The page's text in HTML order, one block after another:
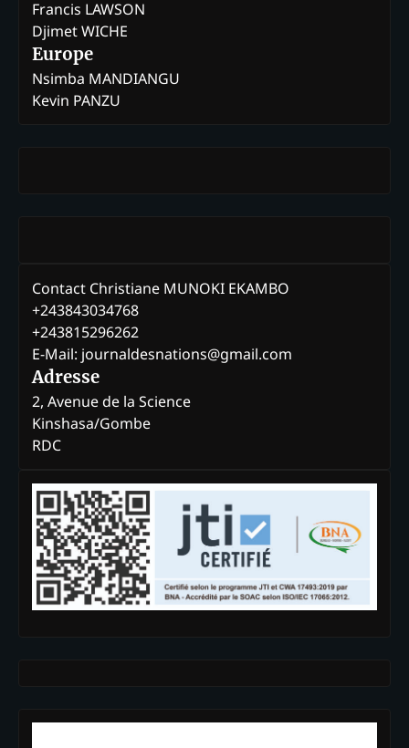
Francis LAWSON
Djimet WICHE
Europe
Nsimba MANDIANGU
Kevin PANZU
Contact Christiane MUNOKI EKAMBO
+243843034768
+243815296262
E-Mail: journaldesnations@gmail.com
Adresse
2, Avenue de la Science
Kinshasa/Gombe
RDC